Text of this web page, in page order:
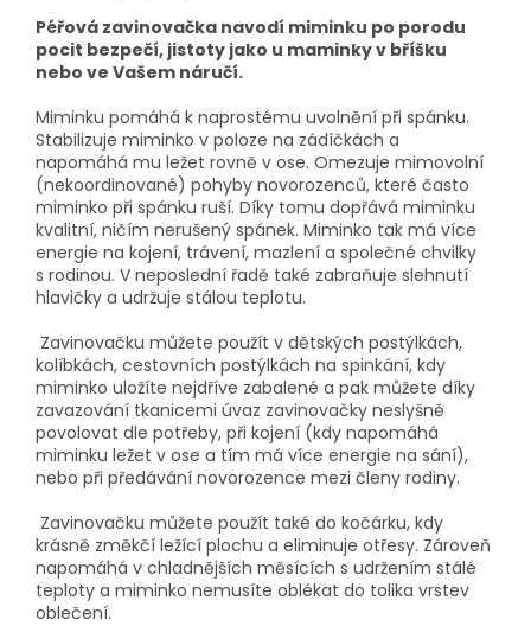
Péřová zavinovačka navodí miminku po porodu
pocit bezpečí, jistoty jako u maminky v bříšku
nebo ve Vašem náručí.
Miminku pomáhá k naprostému uvolnění při spánku.
Stabilizuje miminko v poloze na zádíčkách a
napomáhá mu ležet rovně v ose. Omezuje mimovolní
(nekoordinované) pohyby novorozenců, které často
miminko při spánku ruší. Díky tomu dopřává miminku
kvalitní, ničím nerušený spánek. Miminko tak má více
energie na kojení, trávení, mazlení a společné chvilky
s rodinou. V neposlední řadě také zabraňuje slehnutí
hlavičky a udržuje stálou teplotu.
Zavinovačku můžete použít v dětských postýlkách,
kolíbkách, cestovních postýlkách na spinkání, kdy
miminko uložíte nejdříve zabalené a pak můžete díky
zavazování tkanicemi úvaz zavinovačky neslyšně
povolovat dle potřeby, při kojení (kdy napomáhá
miminku ležet v ose a tím má více energie na sání),
nebo při předávání novorozence mezi členy rodiny.
Zavinovačku můžete použít také do kočárku, kdy
krásně změkčí ležící plochu a eliminuje otřesy. Zároveň
napomáhá v chladnějších měsících s udržením stálé
teploty a miminko nemusíte oblékat do tolika vrstev
oblečení.